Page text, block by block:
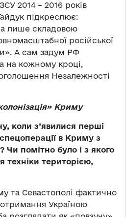
2014 – 2016 років
підкреслює:
лише складовою
російської
А сам задум РФ
на кожному кроці,
Незалежності
Криму
коли з’явилися перші
в Криму з
Чи помітно було і з якого
техніки територією,
та Севастополі фактично
Україною